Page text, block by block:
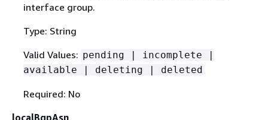
interface group.
Type: String
Valid Values: pending | incomplete |
available | deleting | deleted
Required: No
localBgpAsn